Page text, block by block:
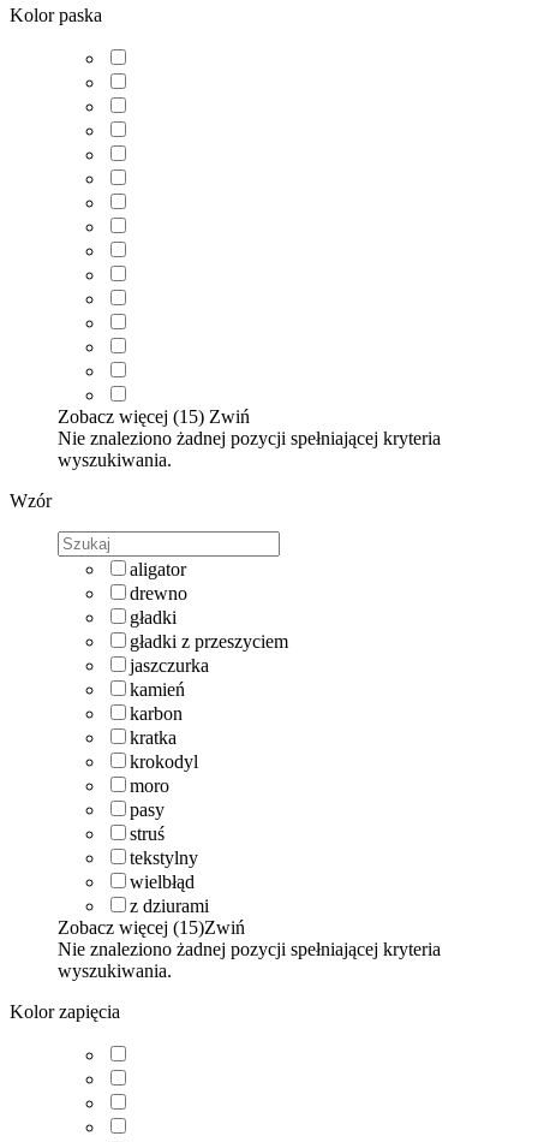
Kolor paska
Zobacz więcej (15) Zwiń
Nie znaleziono żadnej pozycji spełniającej kryteria
wyszukiwania.
Wzór
aligator
drewno
gładki
gładki z przeszyciem
jaszczurka
kamień
karbon
kratka
krokodyl
moro
pasy
struś
tekstylny
wielbłąd
z dziurami
Zobacz więcej (15)Zwiń
Nie znaleziono żadnej pozycji spełniającej kryteria
wyszukiwania.
Kolor zapięcia